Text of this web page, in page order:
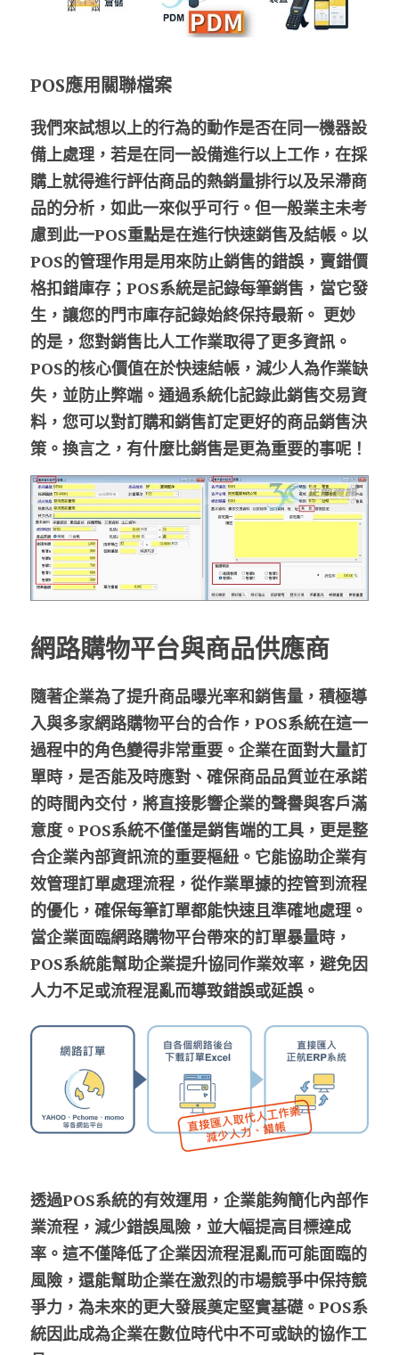
POS應用關聯檔案
我們來試想以上的行為的動作是否在同一機器設
備上處理，若是在同一設備進行以上工作，在採
購上就得進行評估商品的熱銷量排行以及呆滯商
品的分析，如此一來似乎可行。但一般業主未考
慮到此一POS重點是在進行快速銷售及結帳。以
POS的管理作用是用來防止銷售的錯誤，賣錯價
格扣錯庫存；POS系統是記錄每筆銷售，當它發
生，讓您的門市庫存記錄始終保持最新。 更妙
的是，您對銷售比人工作業取得了更多資訊。
POS的核心價值在於快速結帳，減少人為作業缺
失，並防止弊端。通過系統化記錄此銷售交易資
料，您可以對訂購和銷售訂定更好的商品銷售決
策。換言之，有什麼比銷售是更為重要的事呢！
網路購物平台與商品供應商
隨著企業為了提升商品曝光率和銷售量，積極導
入與多家網路購物平台的合作，POS系統在這一
過程中的角色變得非常重要。企業在面對大量訂
單時，是否能及時應對、確保商品品質並在承諾
的時間內交付，將直接影響企業的聲譽與客戶滿
意度。POS系統不僅僅是銷售端的工具，更是整
合企業內部資訊流的重要樞紐。它能協助企業有
效管理訂單處理流程，從作業單據的控管到流程
的優化，確保每筆訂單都能快速且準確地處理。
當企業面臨網路購物平台帶來的訂單暴量時，
POS系統能幫助企業提升協同作業效率，避免因
人力不足或流程混亂而導致錯誤或延誤。
透過POS系統的有效運用，企業能夠簡化內部作
業流程，減少錯誤風險，並大幅提高目標達成
率。這不僅降低了企業因流程混亂而可能面臨的
風險，還能幫助企業在激烈的市場競爭中保持競
爭力，為未來的更大發展奠定堅實基礎。POS系
統因此成為企業在數位時代中不可或缺的協作工